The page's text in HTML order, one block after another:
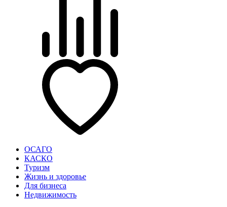
ОСАГО
КАСКО
Туризм
Жизнь и здоровье
Для бизнеса
Недвижимость